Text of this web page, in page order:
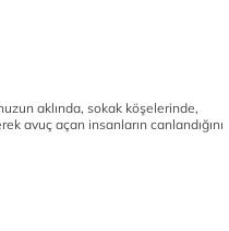
aklında, sokak köşelerinde,
avuç açan insanların canlandığını